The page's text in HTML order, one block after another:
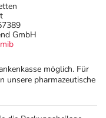
GmbH
möglich. Für
unsere pharmazeutische